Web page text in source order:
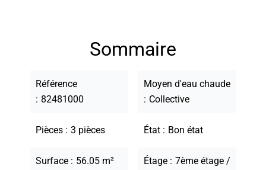
Sommaire
Référence
82481000
Pièces 3 pièces
Surface 56.05 m²
Moyen d'eau chaude
Collective
État Bon état
Étage
7ème étage /